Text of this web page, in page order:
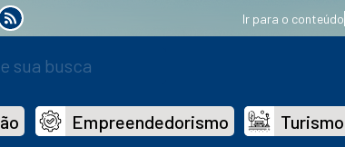
Ir para o conteúdo
Empreendedorismo Turismo